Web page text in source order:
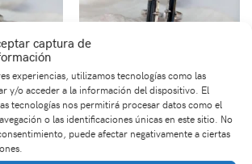
captura de
experiencias, utilizamos tecnologías como las
y/o acceder a la información del dispositivo. El
tecnologías nos permitirá procesar datos como el
o las identificaciones únicas en este sitio. No
puede afectar negativamente a ciertas
Anillo en Plata con
Piedra Turmalina Doble